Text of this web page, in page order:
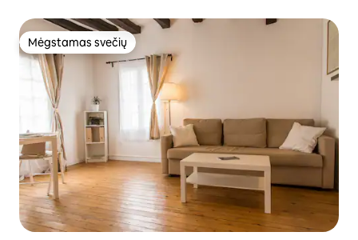
Mėgstamas svečių
Mėgstamas svečių